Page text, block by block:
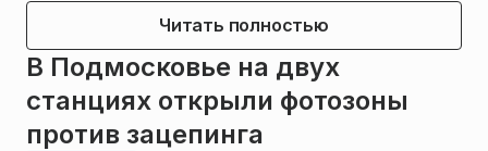
Читать полностью
В Подмосковье на двух
станциях открыли фотозоны
против зацепинга